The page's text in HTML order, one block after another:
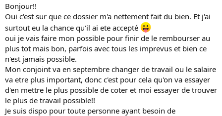
Bonjour!!
Oui c'est sur que ce dossier m'a nettement fait du bien. Et j'ai
surtout eu la chance qu'il ai ete accepté
oui je vais faire mon possible pour finir de le rembourser au
plus tot mais bon, parfois avec tous les imprevus et bien ce
n'est jamais possible.
Mon conjoint va en septembre changer de travail ou le salaire
va etre plus important, donc c'est pour cela qu'on va essayer
d'en mettre le plus possible de coter et moi essayer de trouver
le plus de travail possible!!
Je suis dispo pour toute personne ayant besoin de